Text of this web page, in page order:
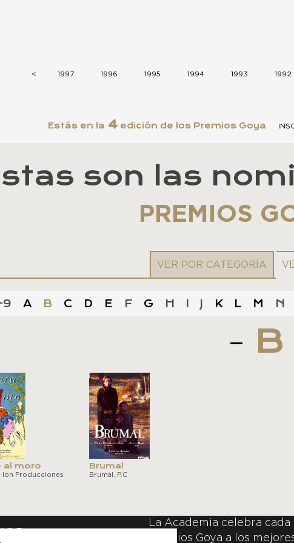
<
< 1997 1996 1995 1994 1993 1992
Estás en la 4 edición de los Premios Goya
son las
PREMIOS
VER POR CATEGORÍA
9 A B C D E F G H J K L M N
B
al moro
Ion Producciones
Brumal
Brumal, P.C
La Academia celebra
Premios Goya a los